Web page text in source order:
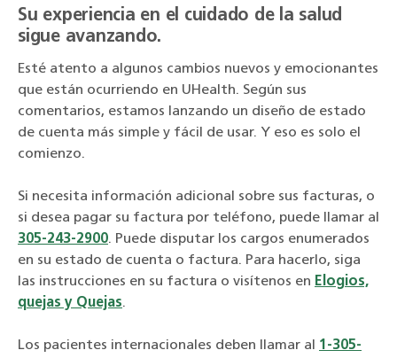
Su experiencia en el cuidado de la salud
sigue avanzando.
Esté atento a algunos cambios nuevos y emocionantes
que están ocurriendo en UHealth. Según sus
comentarios, estamos lanzando un diseño de estado
de cuenta más simple y fácil de usar. Y eso es solo el
comienzo.
Si necesita información adicional sobre sus facturas, o
si desea pagar su factura por teléfono, puede llamar al
305-243-2900. Puede disputar los cargos enumerados
en su estado de cuenta o factura. Para hacerlo, siga
las instrucciones en su factura o visítenos en Elogios,
quejas y Quejas.
Los pacientes internacionales deben llamar al 1-305-